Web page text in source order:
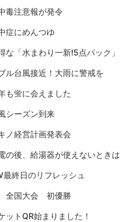
毒注意報が発令
症にめんつゆ
な「水まわり一新!5点パック」
ル台風接近！大雨に警戒を
も蛍に会えました
シーズン到来
ノ経営計画発表会
の後、給湯器が使えないときは
最終日のリフレッシュ
国大会 初優勝
ットQR始まりました！